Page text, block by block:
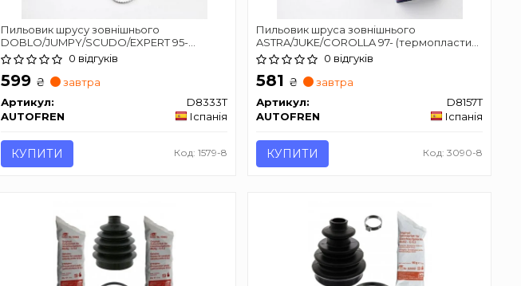
Пильовик шрусу зовнішнього
DOBLO/JUMPY/SCUDO/EXPERT 95-
(термопластик) AUTOFREN SEINSA
D8333T
0 відгуків
599 ₴
завтра
Артикул:
D8333T
AUTOFREN
Іспанія
КУПИТИ Код: 1579-8
Пильовик шруса зовнішнього
ASTRA/JUKE/COROLLA 97- (термопластик)
AUTOFREN SEINSA D8157T
0 відгуків
581 ₴
завтра
Артикул:
D8157T
AUTOFREN
Іспанія
КУПИТИ Код: 3090-8